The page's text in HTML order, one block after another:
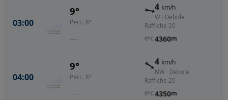
03:00
9°
Perc. 8°
—
4 km/h
W · Debole
Raffiche 20
0°C 4360m
04:00
9°
Perc. 8°
—
4 km/h
NW · Debole
Raffiche 20
0°C 4350m